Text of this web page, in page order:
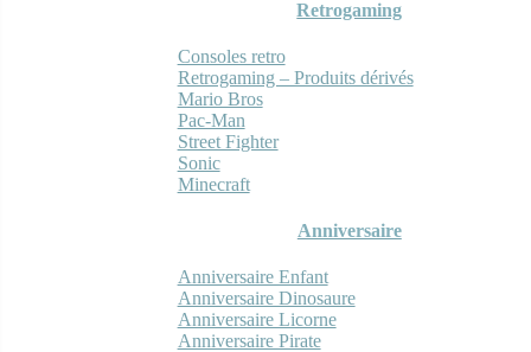
Retrogaming
Consoles retro
Retrogaming – Produits dérivés
Mario Bros
Pac-Man
Street Fighter
Sonic
Minecraft
Anniversaire
Anniversaire Enfant
Anniversaire Dinosaure
Anniversaire Licorne
Anniversaire Pirate